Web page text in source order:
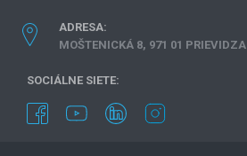
ADRESA:
MOŠTENICKÁ 8, 971 01 PRIEVIDZA
SOCIÁLNE SIETE: